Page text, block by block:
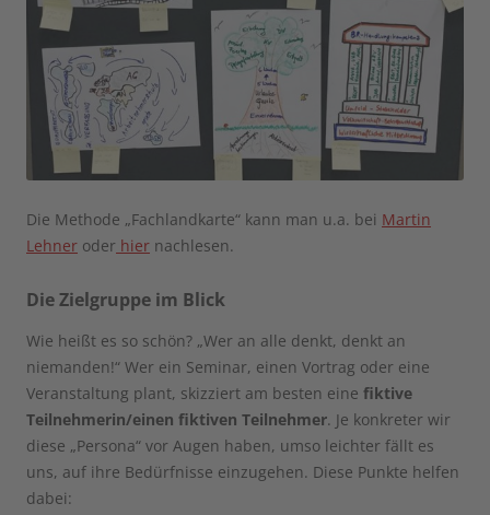
Die Methode „Fachlandkarte“ kann man u.a. bei Martin
Lehner oder hier nachlesen.
Die Zielgruppe im Blick
Wie heißt es so schön? „Wer an alle denkt, denkt an
niemanden!“ Wer ein Seminar, einen Vortrag oder eine
Veranstaltung plant, skizziert am besten eine fiktive
Teilnehmerin/einen fiktiven Teilnehmer. Je konkreter wir
diese „Persona“ vor Augen haben, umso leichter fällt es
uns, auf ihre Bedürfnisse einzugehen. Diese Punkte helfen
dabei: